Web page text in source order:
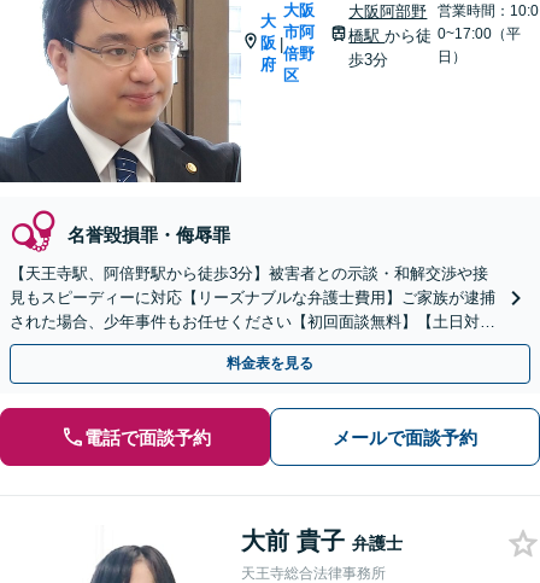
大
阪
府
|
大阪
市阿
倍野
区
大阪阿部野
橋駅から徒
歩3分
営業時間：10:0
0~17:00（平
日）
名誉毀損罪・侮辱罪
【天王寺駅、阿倍野駅から徒歩3分】被害者との示談・和解交渉や接
見もスピーディーに対応【リーズナブルな弁護士費用】ご家族が逮捕
された場合、少年事件もお任せください【初回面談無料】【土日対応
可】最後まであなたをサポートします
料金表を見る
電話で面談予約 メールで面談予約
大前 貴子 弁護士
天王寺総合法律事務所